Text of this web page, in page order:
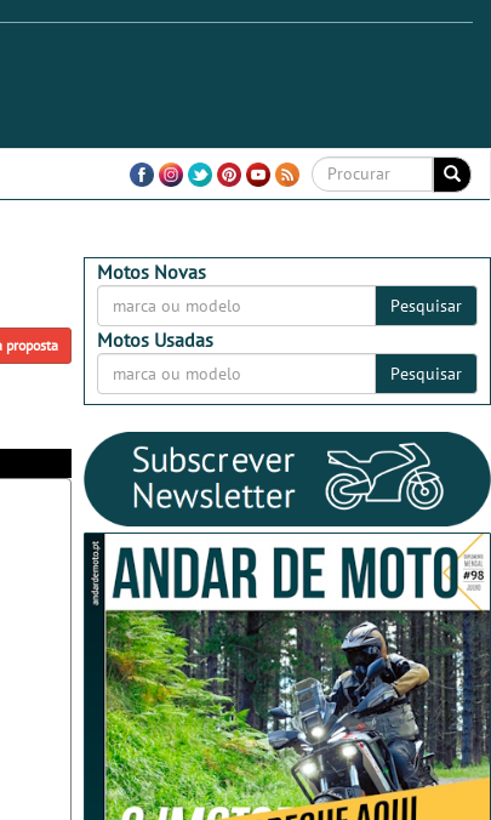
proposta
Motos Novas
Pesquisar
Motos Usadas
Pesquisar